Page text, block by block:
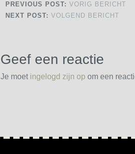
PREVIOUS POST: VORIG BERICHT
NEXT POST: VOLGEND BERICHT
Geef een reactie
Je moet ingelogd zijn op om een